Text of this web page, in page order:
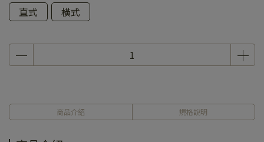
直式
橫式
商品介紹 規格說明